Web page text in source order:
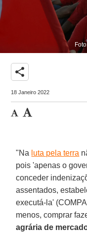
share
18 Janeiro 2022
"Na luta pela terra
pois 'apenas o
conceder
assentados,
executá-la'
menos, comprar
agrária de